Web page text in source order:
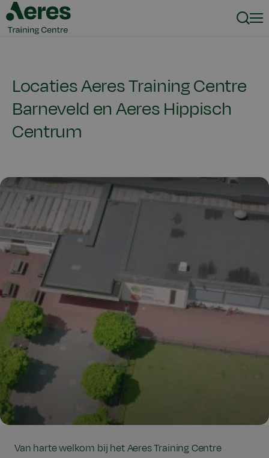
Locaties Aeres Training Centre
Barneveld en Aeres Hippisch
Centrum
Van harte welkom bij het Aeres Training Centre